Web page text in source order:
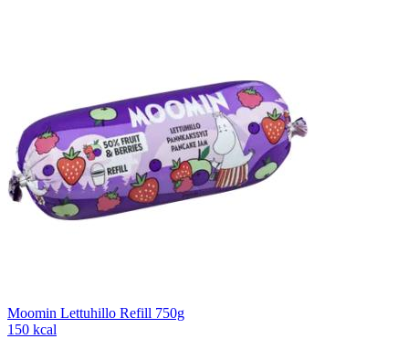
Moomin Lettuhillo Refill 750g
150 kcal